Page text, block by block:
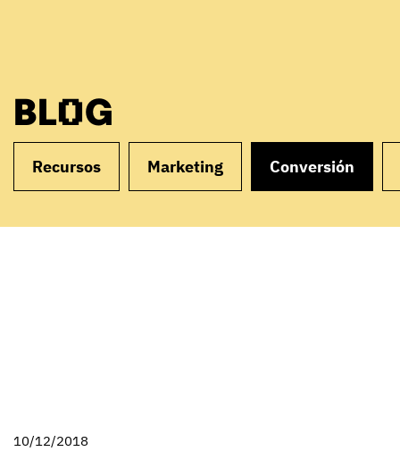
BLOG
Recursos Marketing Conversión
10/12/2018